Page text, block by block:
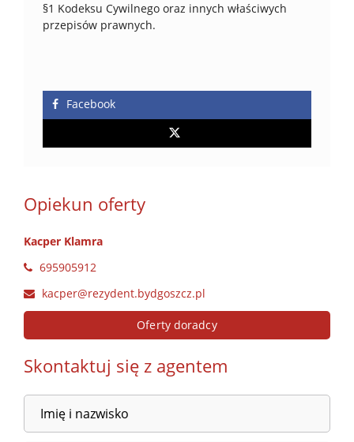
§1 Kodeksu Cywilnego oraz innych właściwych
przepisów prawnych.
Facebook
Opiekun oferty
Kacper Klamra
695905912
kacper@rezydent.bydgoszcz.pl
Oferty doradcy
Skontaktuj się z agentem